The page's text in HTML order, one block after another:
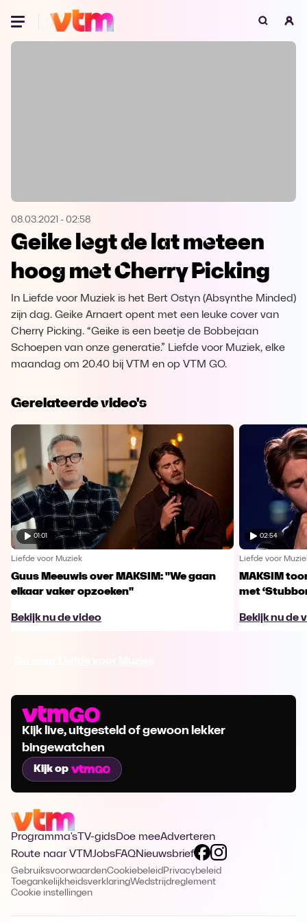
Oeps, browser niet ondersteund
Microsoft Edge Download
Opera Download
08.03.2021 - 02:58
Geike legt de lat meteen
hoog met Cherry Picking
In Liefde voor Muziek is het Bert Ostyn (Absynthe Minded)
zijn dag. Geike Arnaert opent met een leuke cover van
Cherry Picking. “Geike is een beetje de Bobbejaan
Schoepen van onze generatie.” Liefde voor Muziek, elke
maandag om 20.40 bij VTM en op VTM GO.
Gerelateerde video's
01:01
Liefde voor Muziek
Guus Meeuwis over MAKSIM: "We gaan
elkaar vaker opzoeken"
Bekijk nu de video
02:54
Liefde voor
MAKSIM
met
Bekijk nu de
Kijk live, uitgesteld of gewoon lekker
bingewatchen
Kijk op
Programma's TV-gidsDoe meeAdverteren
Route naar VTMJobsFAQNieuwsbrief
GebruiksvoorwaardenCookiebeleid Privacybeleid
ToegankelijkheidsverklaringWedstrijdreglement
Cookie instellingen